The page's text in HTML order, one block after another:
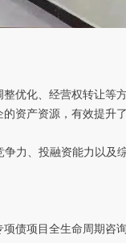
优化、经营权转让等
资产资源，有效提升
力、投融资能力以及
债项目全生命周期咨